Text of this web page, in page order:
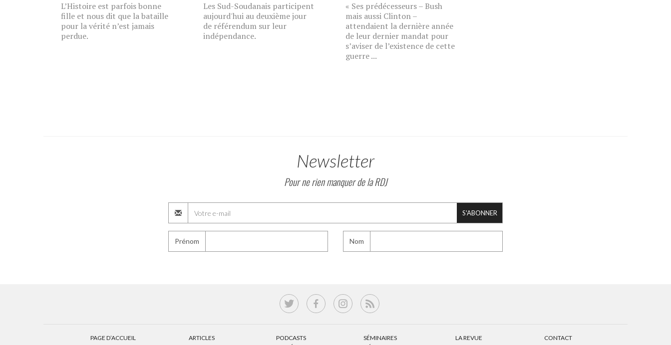
L’Histoire est parfois bonne
fille et nous dit que la bataille
pour la vérité n’est jamais
perdue.
Les Sud-Soudanais participent
aujourd'hui au deuxième jour
de référendum sur leur
indépendance.
« Ses prédécesseurs – Bush
mais aussi Clinton –
attendaient la dernière année
de leur dernier mandat pour
s’aviser de l’existence de cette
guerre ...
Newsletter
Pour ne rien manquer de la RDJ
S'ABONNER
Prénom Nom
PAGE D’ACCUEIL
ARTICLES
PODCASTS
SÉMINAIRES
LA REVUE
CONTACT